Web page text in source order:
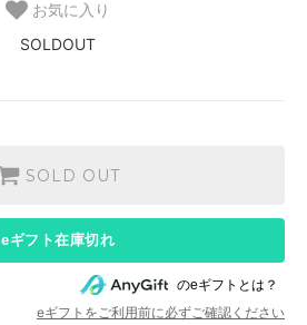
お気に入り
SOLDOUT
SOLD OUT
eギフト在庫切れ
のeギフトとは？
eギフトをご利用前に必ずご確認ください